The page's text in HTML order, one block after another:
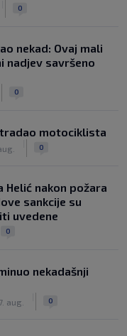
0
nekad: Ovaj mali
nadjev savršeno
0
motociklista
0
Helić nakon požara
sankcije su
uvedene
0
nekadašnji
7. aug. 0